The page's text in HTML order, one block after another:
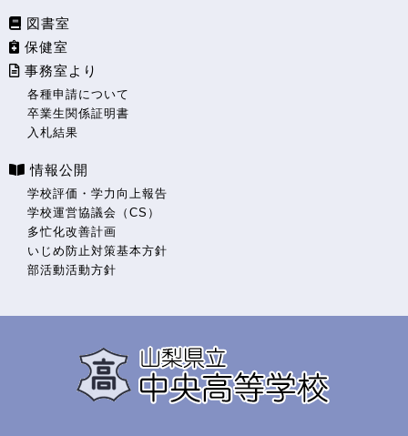
図書室
保健室
事務室より
各種申請について
卒業生関係証明書
入札結果
情報公開
学校評価・学力向上報告
学校運営協議会（CS）
多忙化改善計画
いじめ防止対策基本方針
部活動活動方針